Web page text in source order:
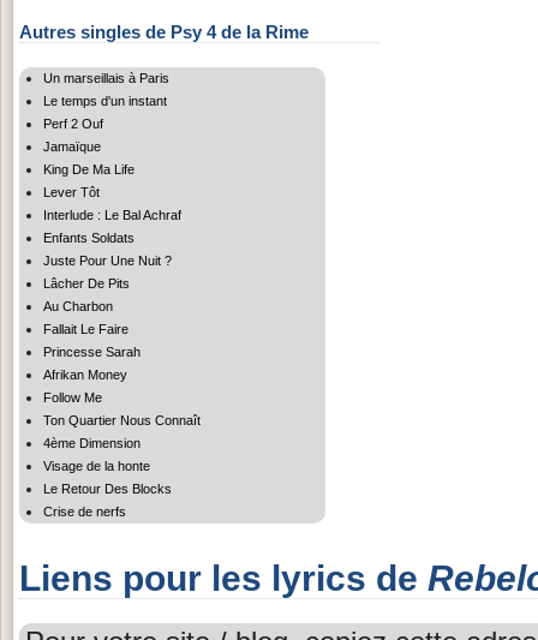
Autres singles de Psy 4 de la Rime
Un marseillais à Paris
Le temps d'un instant
Perf 2 Ouf
Jamaïque
King De Ma Life
Lever Tôt
Interlude : Le Bal Achraf
Enfants Soldats
Juste Pour Une Nuit ?
Lâcher De Pits
Au Charbon
Fallait Le Faire
Princesse Sarah
Afrikan Money
Follow Me
Ton Quartier Nous Connaît
4ème Dimension
Visage de la honte
Le Retour Des Blocks
Crise de nerfs
Liens pour les lyrics de